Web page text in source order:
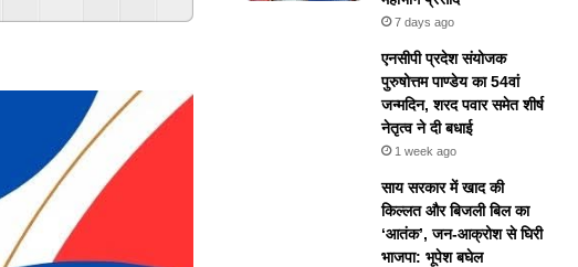
7 days ago
एनसीपी प्रदेश संयोजक
पुरुषोत्तम पाण्डेय का 54वां
जन्मदिन, शरद पवार समेत शीर्ष
नेतृत्व ने दी बधाई
1 week ago
​साय सरकार में खाद की
किल्लत और बिजली बिल का
‘आतंक’, जन-आक्रोश से घिरी
भाजपा: भूपेश बघेल